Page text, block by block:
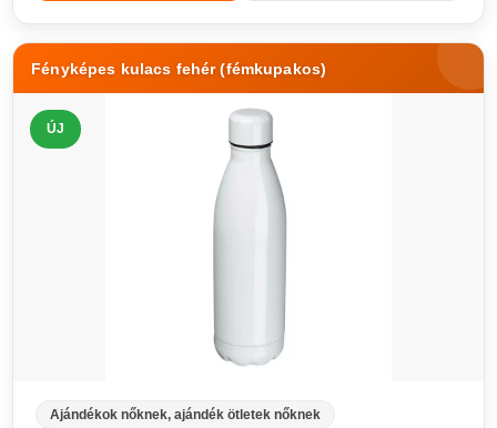
Fényképes kulacs fehér (fémkupakos)
ÚJ
Ajándékok nőknek, ajándék ötletek nőknek